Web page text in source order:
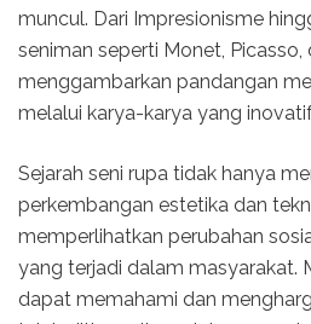
muncul. Dari Impresionisme
seniman seperti Monet, Picasso,
menggambarkan pandangan
melalui karya-karya yang
Sejarah seni rupa tidak hanya
perkembangan estetika dan
memperlihatkan perubahan
yang terjadi dalam masyarakat.
dapat memahami dan